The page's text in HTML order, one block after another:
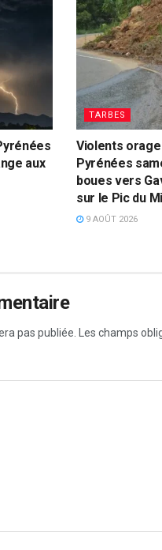
aux
TARBES
Violents
Pyrénées
boues vers
sur le Pic du
9 AOÛT 2026
pas publiée. Les champs